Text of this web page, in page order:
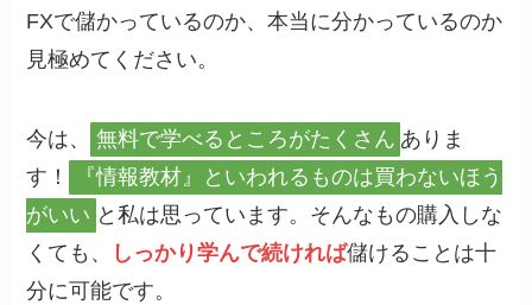
FXで儲かっているのか、本当に分かっているのか
見極めてください。
今は、 無料で学べるところがたくさん ありま
す！
『情報教材』といわれるものは買わないほう
がいい と私は思っています。そんなもの購入しな
くても、
しっかり学んで続ければ儲けることは十
分に可能です。